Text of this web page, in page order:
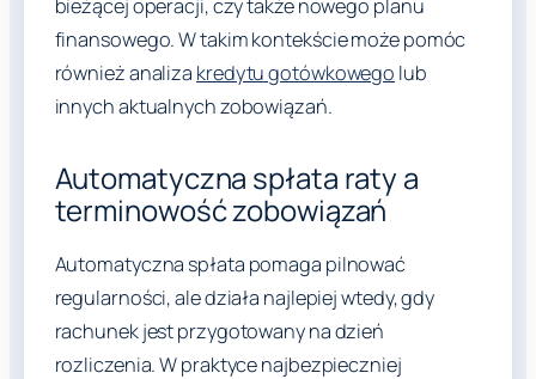
bieżącej operacji, czy także nowego planu
finansowego. W takim kontekście może pomóc
również analiza kredytu gotówkowego lub
innych aktualnych zobowiązań.
Automatyczna spłata raty a
terminowość zobowiązań
Automatyczna spłata pomaga pilnować
regularności, ale działa najlepiej wtedy, gdy
rachunek jest przygotowany na dzień
rozliczenia. W praktyce najbezpieczniej